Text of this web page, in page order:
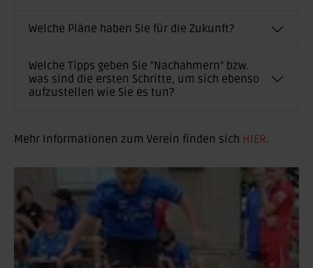
Welche Pläne haben Sie für die Zukunft?
Welche Tipps geben Sie "Nachahmern" bzw.
was sind die ersten Schritte, um sich ebenso
aufzustellen wie Sie es tun?
Mehr Informationen zum Verein finden sich HIER.